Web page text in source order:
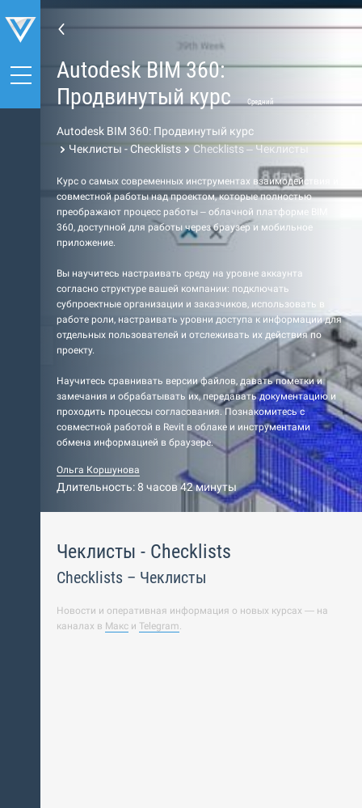
Autodesk BIM 360:
Продвинутый курс
Средний
Autodesk BIM 360: Продвинутый курс
Чеклисты - Checklists
Checklists – Чеклисты
Курс о самых современных инструментах взаимодействия и
совместной работы над проектом, которые полностью
преображают процесс работы – облачной платформе BIM
360, доступной для работы через браузер и мобильное
приложение.
Вы научитесь настраивать среду на уровне аккаунта
согласно структуре вашей компании: подключать
субпроектные организации и заказчиков, использовать в
работе роли, настраивать уровни доступа к информации для
отдельных пользователей и отслеживать их действия по
проекту.
Научитесь сравнивать версии файлов, давать пометки и
замечания и обрабатывать их, передавать документацию и
проходить процессы согласования. Познакомитесь с
совместной работой в Revit в облаке и инструментами
обмена информацией в браузере.
Ольга Коршунова
Длительность: 8 часов 42 минуты
Чеклисты - Checklists
Checklists – Чеклисты
Новости и оперативная информация о новых курсах — на
каналах в Макс и Telegram.